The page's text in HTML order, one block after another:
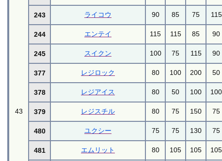
43
243 ライコウ 90 85 75 115
244 エンテイ 115 115 85 90
245 スイクン 100 75 115 90
377 レジロック 80 100 200 50
378 レジアイス 80 50 100 100
379 レジスチル 80 75 150 75
480 ユクシー 75 75 130 75
481 エムリット 80 105 105 105